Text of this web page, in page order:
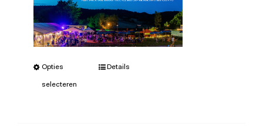
Opties
selecteren
Details